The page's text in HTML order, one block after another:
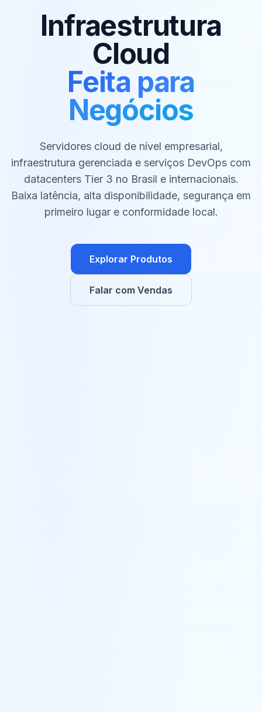
Infraestrutura
Cloud
Feita para
Negócios
Servidores cloud de nível empresarial,
infraestrutura gerenciada e serviços DevOps com
datacenters Tier 3 no Brasil e internacionais.
Baixa latência, alta disponibilidade, segurança em
primeiro lugar e conformidade local.
Explorar Produtos
Falar com Vendas